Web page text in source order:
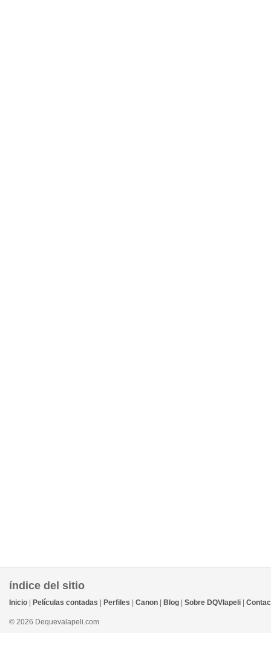
índice del sitio
Inicio Películas contadas Perfiles Canon Blog Sobre DQVlapeli
© 2026 Dequevalapeli.com